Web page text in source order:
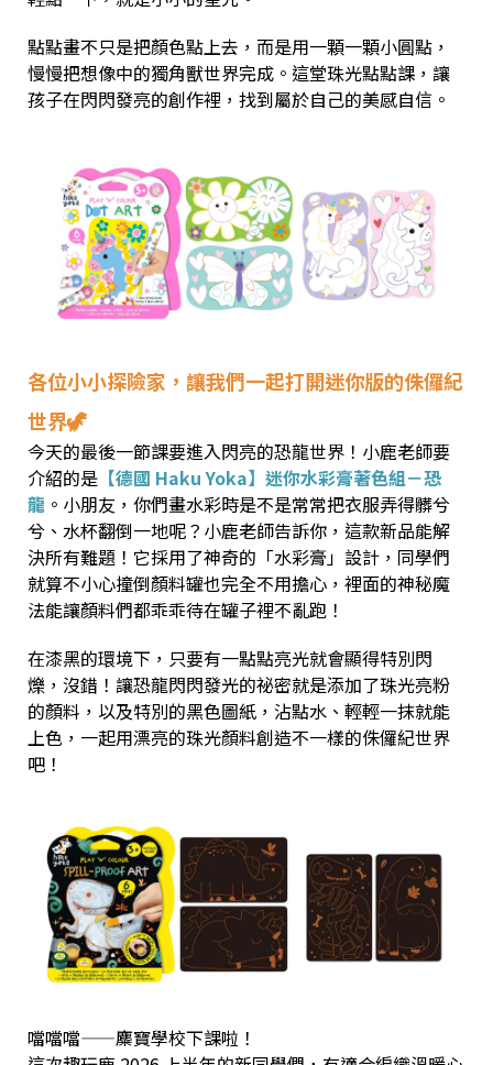
點點畫不只是把顏色點上去，而是用一顆一顆小圓點，
慢慢把想像中的獨角獸世界完成。這堂珠光點點課，讓
孩子在閃閃發亮的創作裡，找到屬於自己的美感自信。
各位小小探險家，讓我們一起打開迷你版的侏儸紀
世界🦖
今天的最後一節課要進入閃亮的恐龍世界！小鹿老師要
介紹的是 【德國 Haku Yoka】迷你水彩膏著色組－恐
龍 。小朋友，你們畫水彩時是不是常常把衣服弄得髒兮
兮、水杯翻倒一地呢？小鹿老師告訴你，這款新品能解
決所有難題！它採用了神奇的「水彩膏」設計，同學們
就算不小心撞倒顏料罐也完全不用擔心，裡面的神秘魔
法能讓顏料們都乖乖待在罐子裡不亂跑！
在漆黑的環境下，只要有一點點亮光就會顯得特別閃
爍，沒錯！讓恐龍閃閃發光的祕密就是添加了珠光亮粉
的顏料，以及特別的黑色圖紙，沾點水、輕輕一抹就能
上色，一起用漂亮的珠光顏料創造不一樣的侏儸紀世界
吧！
噹噹噹——麋寶學校下課啦！